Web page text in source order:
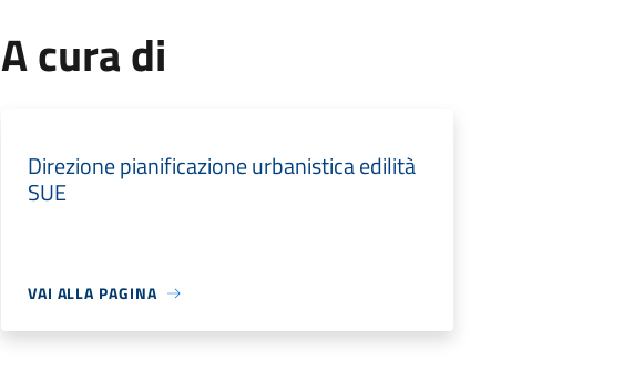
A cura di
Direzione pianificazione urbanistica edilità
SUE
VAI ALLA PAGINA